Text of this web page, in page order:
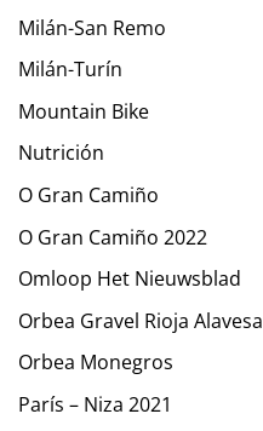
Milán-San Remo
Milán-Turín
Mountain Bike
Nutrición
O Gran Camiño
O Gran Camiño 2022
Omloop Het Nieuwsblad
Orbea Gravel Rioja Alavesa
Orbea Monegros
París – Niza 2021